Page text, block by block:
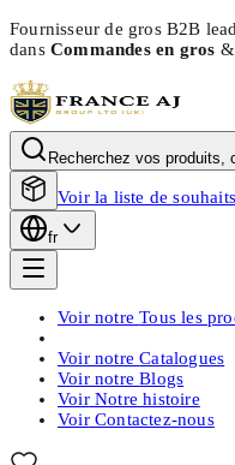
Fournisseur de gros B2B
dans Commandes en gros
Recherchez vos produits,
Voir la liste de souhaits
fr
Voir notre Tous les
Voir notre Catalogues
Voir notre Blogs
Voir Notre histoire
Voir Contactez-nous